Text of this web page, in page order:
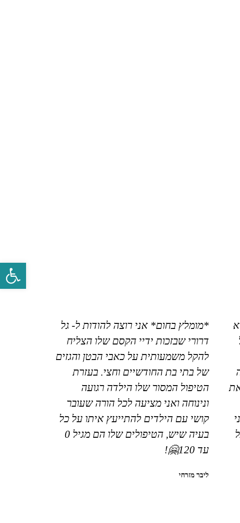
*מומלץ בחום* אני רוצה להודות ל- גל
דרורי שבזכות ידיי הקסם שלו הצליח
להקל משמעותית על כאבי הבטן והגזים
של בתי בת החודשיים וחצי. בעזרת
הטיפול המסור שלו הילדה רגועה
ונינוחה ואני מציעה לכל הורה שעובר
קושי עם הילדים להתייעץ איתו על כל
בעיה שיש, הטיפולים שלו הם מגיל 0
עד 120🤗!
ליבר מזרחי
פתח